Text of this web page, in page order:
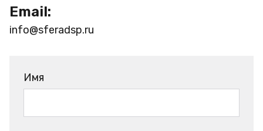
Email:
info@sferadsp.ru
Имя